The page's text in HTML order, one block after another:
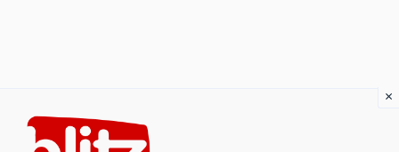
content
×